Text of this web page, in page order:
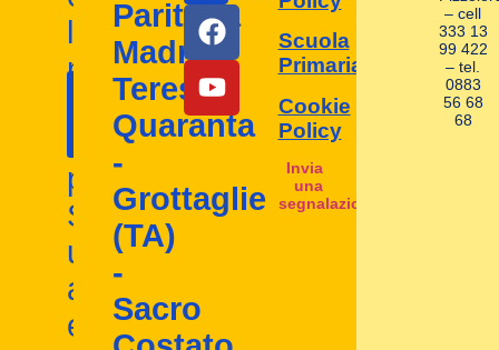
Contattaci
ora!
la
nostra
scuola
d'infanzia
paritaria.
Scopri
un
ambiente
educativo
I nostri
contatti
Paritaria
Madre
Teresa
Quaranta
-
Grottaglie
(TA)
-
Sacro
Scuola
Primaria
Cookie
Policy
Invia
una
segnalazione
– cell
333 13
99 422
– tel.
0883
56 68
68